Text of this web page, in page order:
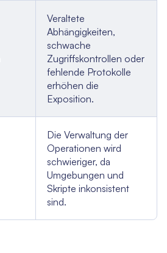
Veraltete
Abhängigkeiten,
schwache
Zugriffskontrollen oder
fehlende Protokolle
erhöhen die
Exposition.
Die Verwaltung der
Operationen wird
schwieriger, da
Umgebungen und
Skripte inkonsistent
sind.